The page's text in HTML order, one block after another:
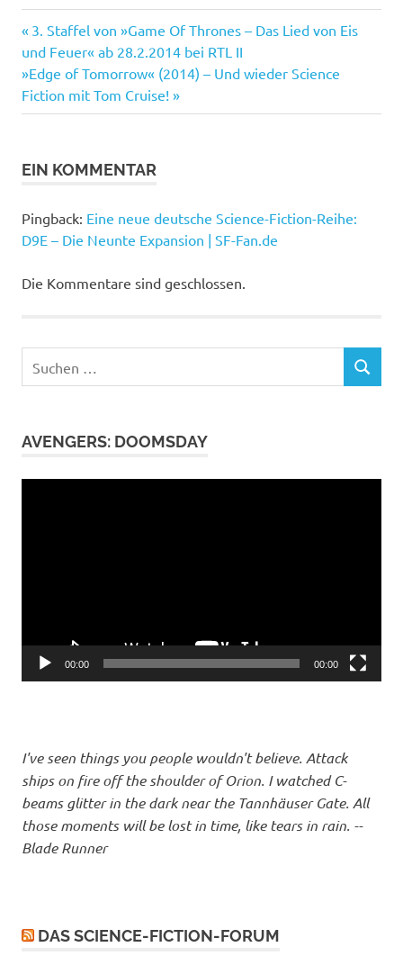
Das
Haus
der
blauen
neunte
Niklas
Peinecke
Verlag
Beitragsnavigation
Vorheriger
Beitrag:
3. Staffel von »Game Of Thrones – Das Lied von Eis
und Feuer« ab 28.2.2014 bei RTL II
Nächster
Beitrag:
»Edge of Tomorrow« (2014) – Und wieder Science
Fiction mit Tom Cruise!
EIN KOMMENTAR
Pingback: Eine neue deutsche Science-Fiction-Reihe:
D9E – Die Neunte Expansion | SF-Fan.de
Die Kommentare sind geschlossen.
nach:
SUCHEN
AVENGERS: DOOMSDAY
00:00 00:00
I've seen things you people wouldn't believe. Attack
ships on fire off the shoulder of Orion. I watched C-
beams glitter in the dark near the Tannhäuser Gate. All
those moments will be lost in time, like tears in rain. --
Blade Runner
DAS SCIENCE-FICTION-FORUM